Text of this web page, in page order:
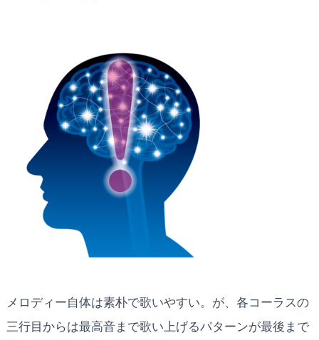
メロディー自体は素朴で歌いやすい。が、各コーラスの
三行目からは最高音まで歌い上げるパターンが最後まで